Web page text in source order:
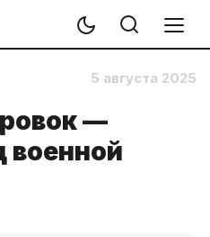
5 августа 2025
—
военной